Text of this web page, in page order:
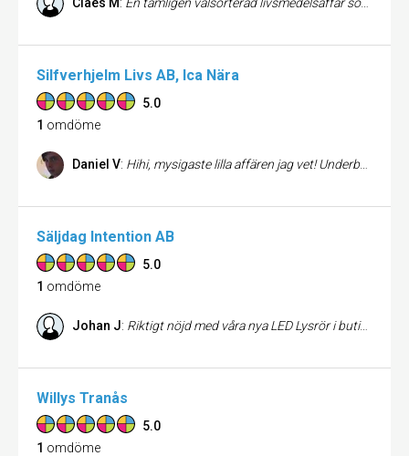
Silfverhjelm Livs AB, Ica Nära
5.0
1 omdöme
Daniel V: Hihi, mysigaste lilla affären jag vet! Underbar personal och bra priser. :)
Säljdag Intention AB
5.0
1 omdöme
Johan J: Riktigt nöjd med våra nya LED Lysrör i butiken. Tack Dag!
Willys Tranås
5.0
1 omdöme